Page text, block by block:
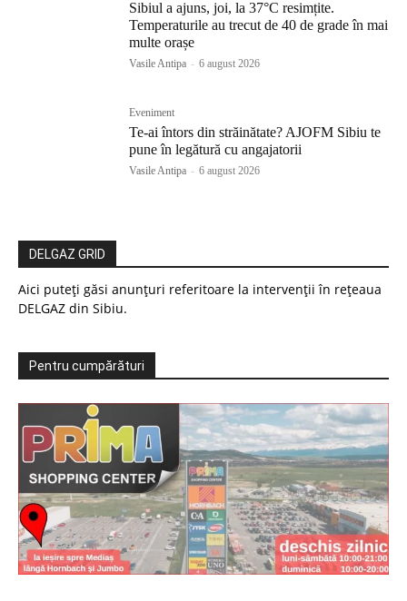
Sibiul a ajuns, joi, la 37°C resimțite.
Temperaturile au trecut de 40 de grade în mai
multe orașe
Vasile Antipa - 6 august 2026
Eveniment
Te-ai întors din străinătate? AJOFM Sibiu te
pune în legătură cu angajatorii
Vasile Antipa - 6 august 2026
DELGAZ GRID
Aici puteți găsi anunțuri referitoare la intervenții în rețeaua
DELGAZ din Sibiu.
Pentru cumpărături